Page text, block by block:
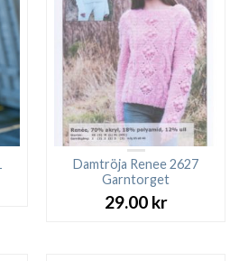
Damtröja Renee 2627
Garntorget
29.00 kr